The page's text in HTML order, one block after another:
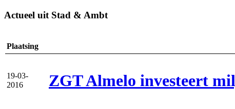
Actueel uit Stad & Ambt
Plaatsing
19-03-
2016
ZGT Almelo investeert